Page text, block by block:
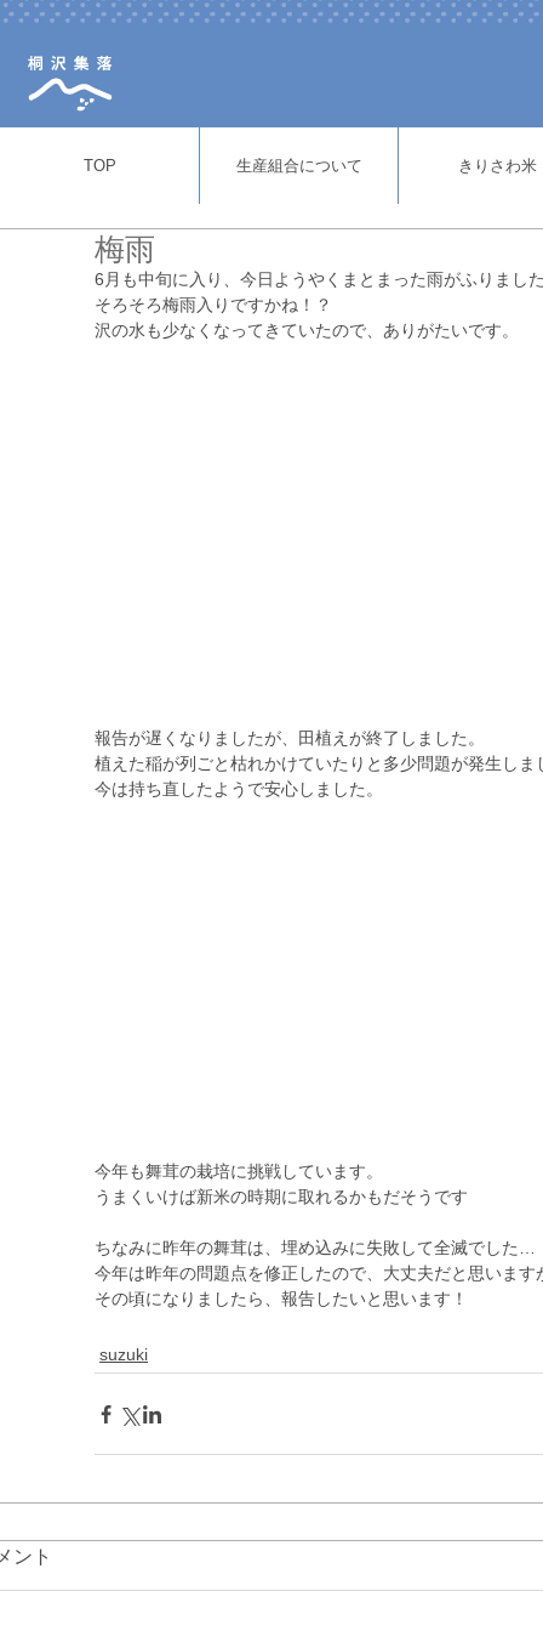
TOP 生産組合について きりさわ米
梅雨
6月も中旬に入り、今日ようやくまとまった雨がふりまし
そろそろ梅雨入りですかね！？
沢の水も少なくなってきていたので、ありがたいです。
報告が遅くなりましたが、田植えが終了しました。
植えた稲が列ごと枯れかけていたりと多少問題が発生しま
今は持ち直したようで安心しました。
今年も舞茸の栽培に挑戦しています。
うまくいけば新米の時期に取れるかもだそうです
ちなみに昨年の舞茸は、埋め込みに失敗して全滅でした…
今年は昨年の問題点を修正したので、大丈夫だと思います
その頃になりましたら、報告したいと思います！
suzuki
ント